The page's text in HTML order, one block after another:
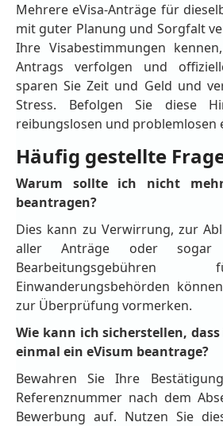
Mehrere eVisa-Anträge für
mit guter Planung und Sorgfalt
Ihre Visabestimmungen
Antrags verfolgen und
sparen Sie Zeit und Geld und
Stress. Befolgen Sie diese
reibungslosen und problemlosen
Häufig gestellte
Warum sollte ich nicht
beantragen?
Dies kann zu Verwirrung, zur
aller Anträge oder sogar
Einwanderungsbehörden
zur Überprüfung vormerken.
Wie kann ich sicherstellen,
einmal ein eVisum beantrage?
Bewahren Sie Ihre
Referenznummer nach dem
Bewerbung auf. Nutzen Sie